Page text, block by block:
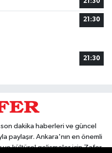
21:30
21:30
dakika haberleri ve güncel
paylaşır. Ankara'nın en önemli
ve kültürel gelişmeler için Zafer